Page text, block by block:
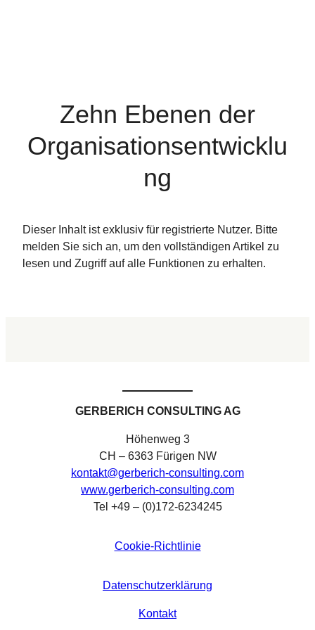
Zehn Ebenen der
Organisationsentwicklu
ng
Dieser Inhalt ist exklusiv für registrierte Nutzer. Bitte
melden Sie sich an, um den vollständigen Artikel zu
lesen und Zugriff auf alle Funktionen zu erhalten.
GERBERICH CONSULTING AG
Höhenweg 3
CH – 6363 Fürigen NW
kontakt@gerberich-consulting.com
www.gerberich-consulting.com
Tel +49 – (0)172-6234245
Cookie-Richtlinie
Datenschutzerklärung
Kontakt